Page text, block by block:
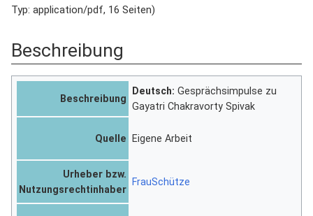
Typ: application/pdf, 16 Seiten)
Beschreibung
Beschreibung
Deutsch: Gesprächsimpulse zu
Gayatri Chakravorty Spivak
Quelle Eigene Arbeit
Urheber bzw.
Nutzungsrechtinhaber
FrauSchütze